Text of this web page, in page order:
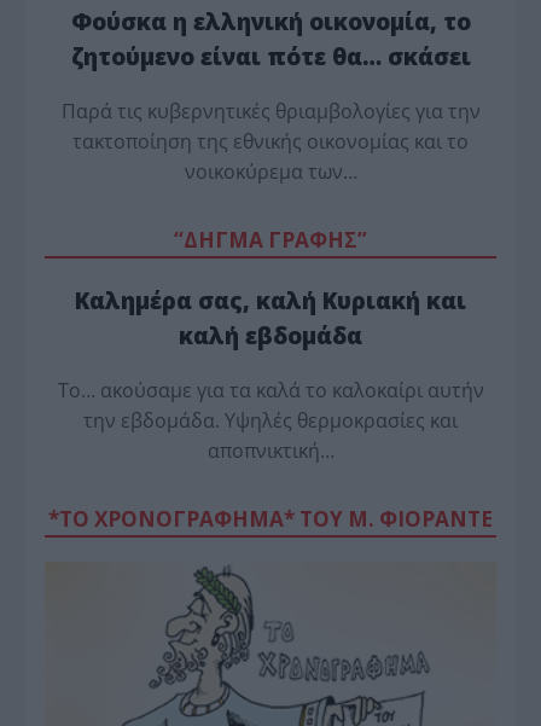
Φούσκα η ελληνική οικονομία, το
ζητούμενο είναι πότε θα… σκάσει
Παρά τις κυβερνητικές θριαμβολογίες για την
τακτοποίηση της εθνικής οικονομίας και το
νοικοκύρεμα των…
“ΔΗΓΜΑ ΓΡΑΦΗΣ”
Καλημέρα σας, καλή Κυριακή και
καλή εβδομάδα
Το… ακούσαμε για τα καλά το καλοκαίρι αυτήν
την εβδομάδα. Υψηλές θερμοκρασίες και
αποπνικτική…
*ΤΟ ΧΡΟΝΟΓΡΑΦΗΜΑ* ΤΟΥ Μ. ΦΙΟΡΆΝΤΕ